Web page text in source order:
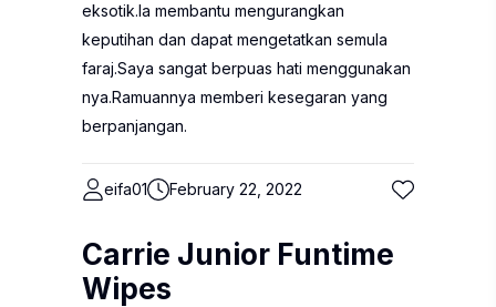
eksotik.Ia membantu mengurangkan
keputihan dan dapat mengetatkan semula
faraj.Saya sangat berpuas hati menggunakan
nya.Ramuannya memberi kesegaran yang
berpanjangan.
eifa01 February 22, 2022
Carrie Junior Funtime
Wipes